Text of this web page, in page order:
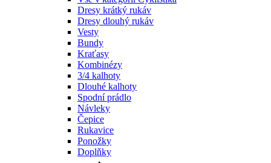
Dresy krátký rukáv
Dresy dlouhý rukáv
Vesty
Bundy
Kraťasy
Kombinézy
3/4 kalhoty
Dlouhé kalhoty
Spodní prádlo
Návleky
Čepice
Rukavice
Ponožky
Doplňky